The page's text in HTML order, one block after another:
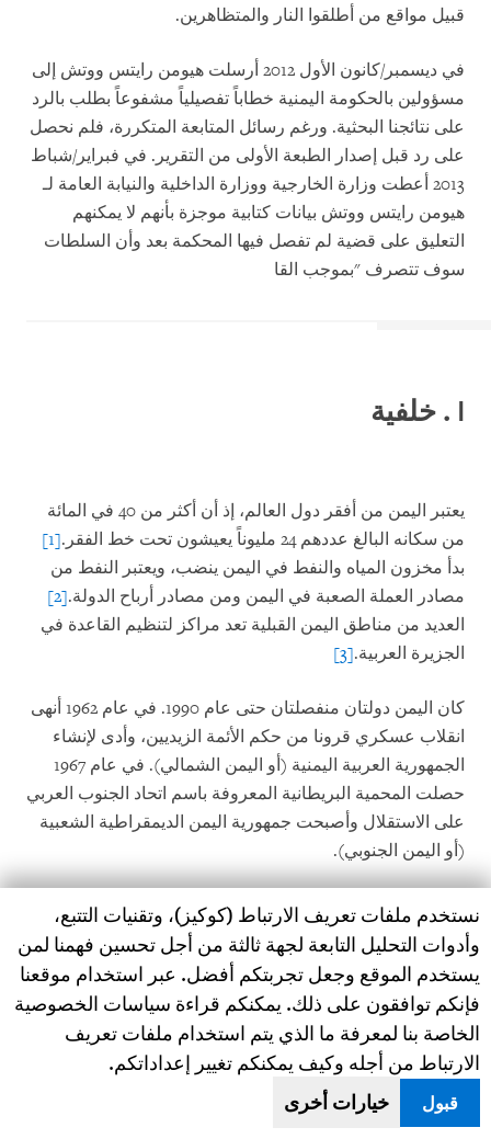
قبيل مواقع من أطلقوا النار والمتظاهرين.
في ديسمبر/كانون الأول 2012 أرسلت هيومن رايتس ووتش إلى
مسؤولين بالحكومة اليمنية خطاباً تفصيلياً مشفوعاً بطلب بالرد
على نتائجنا البحثية. ورغم رسائل المتابعة المتكررة، فلم نحصل
على رد قبل إصدار الطبعة الأولى من التقرير. في فبراير/شباط
2013 أعطت وزارة الخارجية ووزارة الداخلية والنيابة العامة لـ
هيومن رايتس ووتش بيانات كتابية موجزة بأنهم لا يمكنهم
التعليق على قضية لم تفصل فيها المحكمة بعد وأن السلطات
سوف تتصرف "بموجب القا
I . خلفية
يعتبر اليمن من أفقر دول العالم، إذ أن أكثر من 40 في المائة
من سكانه البالغ عددهم 24 مليوناً يعيشون تحت خط الفقر.
[1]
بدأ مخزون المياه والنفط في اليمن ينضب، ويعتبر النفط من
مصادر العملة الصعبة في اليمن ومن مصادر أرباح الدولة.[2]
العديد من مناطق اليمن القبلية تعد مراكز لتنظيم القاعدة في
الجزيرة العربية.[3]
كان اليمن دولتان منفصلتان حتى عام 1990. في عام 1962 أنهى
انقلاب عسكري قرونا من حكم الأئمة الزيديين، وأدى لإنشاء
الجمهورية العربية اليمنية (أو اليمن الشمالي). في عام 1967
حصلت المحمية البريطانية المعروفة باسم اتحاد الجنوب العربي
على الاستقلال وأصبحت جمهورية اليمن الديمقراطية الشعبية
(أو اليمن الجنوبي).
تولى علي عبد الله صالح – الذي كان رئيس شمال اليمن منذ
عام 1978 – رئاسة جمهورية اليمن الجديدة.
أدت التوترات
السياسية إلى حرب أهلية دامت شهرين في عام 1994 وربحت
الحرب قوات صالح. [5]
في عام 2007 كثف بعض أهل الجنوب
من حملة للمطالبة بالحكم الذاتي أو الاستقلال عن شمال
اليمن، إذ قالوا إن شكاواهم الاقتصادية والسياسية ما زالت لا
تجد حلاً.
شمال اليمن، خاضت قوات الحكومة ست جولات من النزاع
Human Rights Watch cookie preferences
نستخدم ملفات تعريف الارتباط (كوكيز)، وتقنيات التتبع،
وأدوات التحليل التابعة لجهة ثالثة من أجل تحسين فهمنا لمن
يستخدم الموقع وجعل تجربتكم أفضل. عبر استخدام موقعنا
فإنكم توافقون على ذلك. يمكنكم قراءة سياسات الخصوصية
الخاصة بنا لمعرفة ما الذي يتم استخدام ملفات تعريف
الارتباط من أجله وكيف يمكنكم تغيير إعداداتكم.
قبول خيارات أخرى